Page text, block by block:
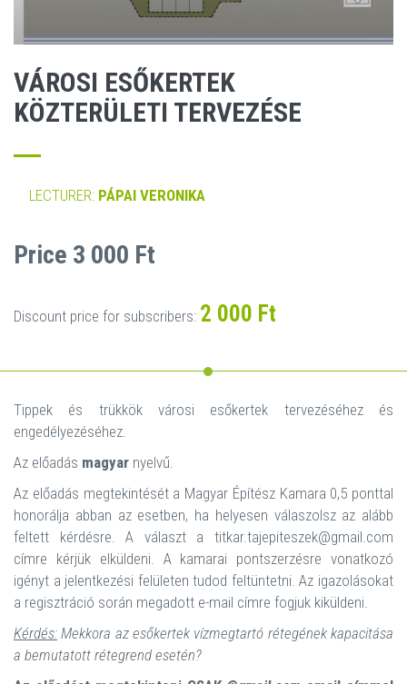
VÁROSI ESŐKERTEK
KÖZTERÜLETI TERVEZÉSE
LECTURER: PÁPAI VERONIKA
Price 3 000 Ft
Discount price for subscribers: 2 000 Ft
Tippek és trükkök városi esőkertek tervezéséhez és
engedélyezéséhez.
Az előadás magyar nyelvű.
Az előadás megtekintését a Magyar Építész Kamara 0,5 ponttal
honorálja abban az esetben, ha helyesen válaszolsz az alább
feltett kérdésre. A választ a titkar.tajepiteszek@gmail.com
címre kérjük elküldeni. A kamarai pontszerzésre vonatkozó
igényt a jelentkezési felületen tudod feltüntetni. Az igazolásokat
a regisztráció során megadott e-mail címre fogjuk kiküldeni.
Kérdés: Mekkora az esőkertek vízmegtartó rétegének kapacitása
a bemutatott rétegrend esetén?